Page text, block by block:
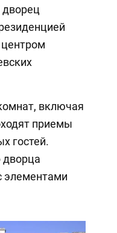
дворец
включая
приемы
гостей.
дворца
элементами